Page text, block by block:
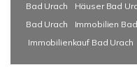
Bad Urach
Häuser Bad
Bad Urach
Immobilien
Immobilienkauf Bad Urach